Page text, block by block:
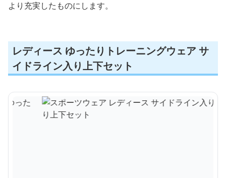
より充実したものにします。
レディース ゆったりトレーニングウェア サ
イドライン入り上下セット